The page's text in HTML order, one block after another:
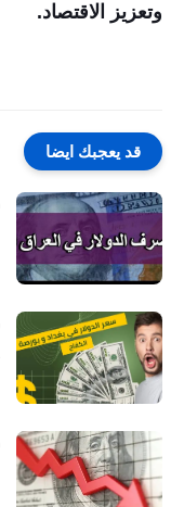
وتعزيز الاقتصاد.
قد يعجبك ايضا